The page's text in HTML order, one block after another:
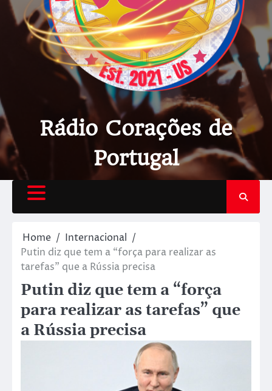
Rádio Corações de
Portugal
Home
Internacional
Putin diz que tem a “força para realizar as
tarefas” que a Rússia precisa
Putin diz que tem a “força
para realizar as tarefas” que
a Rússia precisa